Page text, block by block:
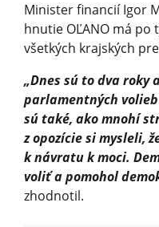
Minister financií Igor
hnutie OĽANO má
všetkých krajských
„Dnes sú to dva roky
parlamentných
sú také, ako mnohí
z opozície si mysleli,
k návratu k moci.
voliť a pomohol
zhodnotil.